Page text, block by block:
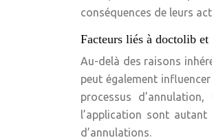
conséquences de leurs
Facteurs liés à doctolib
Au-delà des raisons
peut également
processus
l’application sont
d’annulations.